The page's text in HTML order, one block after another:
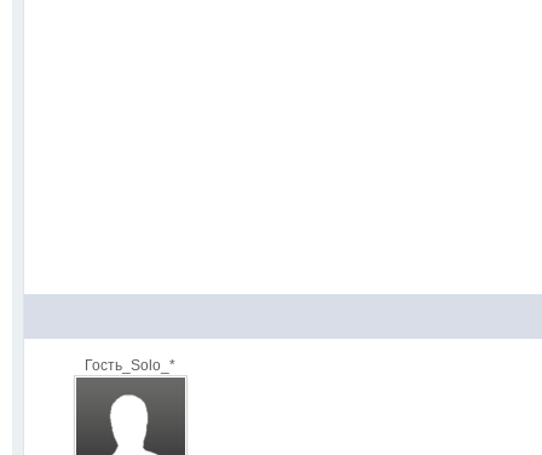
Гость_Solo_*